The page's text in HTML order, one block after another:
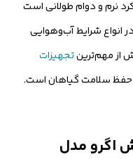
نرم و دوام طولانی است
انواع شرایط آب‌و‌هوایی
از مهم‌ترینتجهیزات
و حفظ سلامت گیاهان است.
اگرو مدل